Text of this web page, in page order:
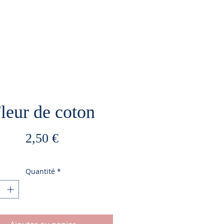
de coton
2,50 €Prix
Quantité *